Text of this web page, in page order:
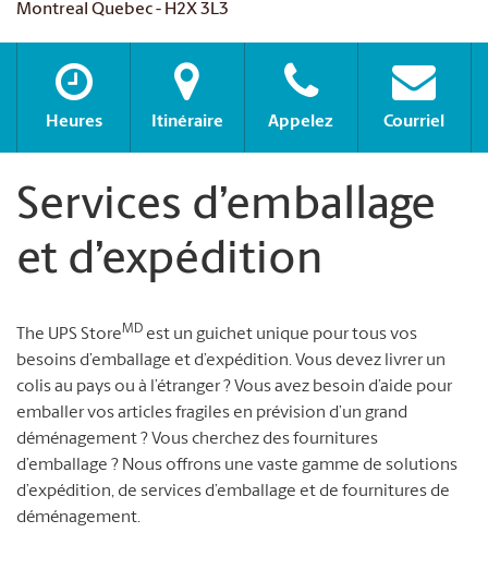
Montreal Quebec - H2X 3L3
Heures Itinéraire Appelez Courriel
Services d’emballage
et d’expédition
The UPS StoreMD est un guichet unique pour tous vos
besoins d’emballage et d’expédition. Vous devez livrer un
colis au pays ou à l’étranger ? Vous avez besoin d’aide pour
emballer vos articles fragiles en prévision d’un grand
déménagement ? Vous cherchez des fournitures
d’emballage ? Nous offrons une vaste gamme de solutions
d’expédition, de services d’emballage et de fournitures de
déménagement.